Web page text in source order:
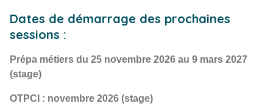
Dates de démarrage des prochaines
sessions :
Prépa métiers du 25 novembre 2026 au 9 mars 2027
(stage)
OTPCI : novembre 2026 (stage)